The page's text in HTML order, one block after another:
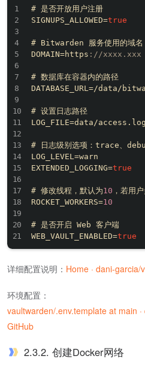
# 是否开放用户注册
SIGNUPS_ALLOWED=true
# Bitwarden 服务使用的域名
DOMAIN=https : //xxxx.xxx
# 数据库在容器内的路径
DATABASE_URL=/data/
# 设置日志路径
LOG_FILE=data/access.log
# 日志级别选项：trace、
LOG_LEVEL=warn
EXTENDED_LOGGING=true
# 修改线程，默认为10 ，若用
ROCKET_WORKERS=10
# 是否开启 Web 客户端
WEB_VAULT_ENABLED=true
详细配置说明： Home · dani-garcia/
环境配置：
vaultwarden/.env.template at main
GitHub
2.3.2. 创建Docker网络